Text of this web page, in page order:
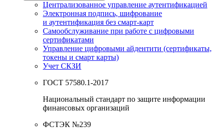
Централизованное управление аутентификацией
Электронная подпись, шифрование
и аутентификация без смарт-карт
Самообслуживание при работе с цифровыми
сертификатами
Управление цифровыми айдентити (сертификаты,
токены и смарт карты)
Учет СКЗИ
ГОСТ 57580.1-2017
Национальный стандарт по защите информации
финансовых организаций
ФСТЭК №239